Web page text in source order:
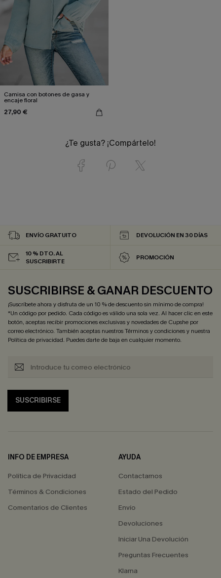
Camisa con botones de gasa y
encaje floral
27,90 €
¿Te gusta? ¡Compártelo!
ENVÍO GRATUITO DEVOLUCIÓN EN 30 DÍAS
10 % DTO. AL
SUSCRIBIRTE
PROMOCIÓN
SUSCRIBIRSE & GANAR DESCUENTO
¡Suscríbete ahora y disfruta de un 10 % de descuento sin mínimo de compra!
*Un código por pedido. Cada código es válido una sola vez. Al hacer clic en este
botón, aceptas recibir promociones exclusivas y novedades de Cupshe por
correo electrónico. También aceptas nuestrosTérminos y condicionesy nuestra
Política de privacidad. Puedes darte de baja en cualquier momento.
SUSCRIBIRSE
INFO DE EMPRESA
Política de Privacidad
Términos & Condiciones
Comentarios de Clientes
AYUDA
Contactarnos
Estado del Pedido
Envío
Devoluciones
Iniciar Una Devolución
Preguntas Frecuentes
Klarna